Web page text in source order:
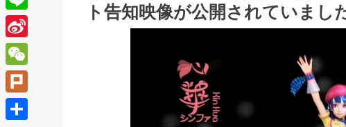
ト告知映像が公開されていまし
t
e
r
c
e
b
o
o
k
a
t
e
a
L
i
n
e
S
i
n
a
W
e
C
P